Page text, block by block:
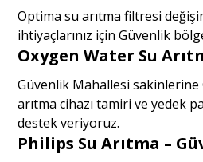
Optima su arıtma filtresi
ihtiyaçlarınız için Güvenlik
Oxygen Water Su
Güvenlik Mahallesi sakinlerine
arıtma cihazı tamiri ve yedek
destek veriyoruz.
Philips Su Arıtma –